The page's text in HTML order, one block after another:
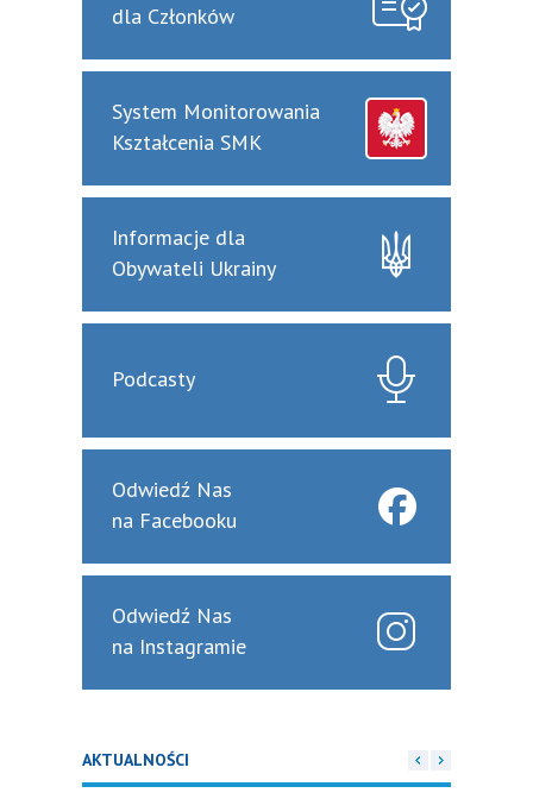
dla Członków
System Monitorowania
Kształcenia SMK
Informacje dla
Obywateli Ukrainy
Podcasty
Odwiedź Nas
na Facebooku
Odwiedź Nas
na Instagramie
AKTUALNOŚCI